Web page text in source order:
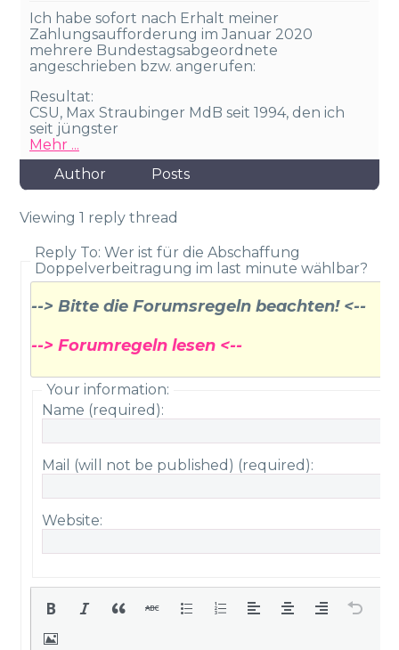
Ich habe sofort nach Erhalt meiner
Zahlungsaufforderung im Januar 2020
mehrere Bundestagsabgeordnete
angeschrieben bzw. angerufen:
Resultat:
CSU, Max Straubinger MdB seit 1994, den ich
seit jüngster
Mehr ...
Author
Posts
Viewing 1 reply thread
Reply To: Wer ist für die Abschaffung
Doppelverbeitragung im last minute wählbar?
--> Bitte die Forumsregeln beachten! <--
--> Forumregeln lesen <--
Your information:
Name (required):
Mail (will not be published) (required):
Website: